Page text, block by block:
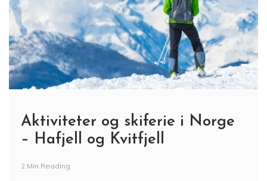
Aktiviteter og skiferie i Norge
– Hafjell og Kvitfjell
2 Min Reading